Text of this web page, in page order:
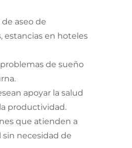
aseo de
estancias en hoteles
de sueño
apoyar la salud
productividad.
que atienden a
necesidad de